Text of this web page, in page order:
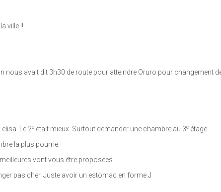
ville !!
avait dit 3h30 de route pour atteindre Oruro pour changement
Le 2e était mieux. Surtout demander une chambre au 3e étage.
la plus pourrie.
vont vous être proposées !
pas cher. Juste avoir un estomac en forme J